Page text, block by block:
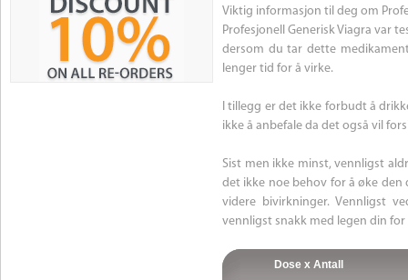
Viktig informasjon til deg om
Profesjonell Generisk Viagra var
dersom du tar dette
lenger tid for å virke.
I tillegg er det ikke forbudt å
ikke å anbefale da det også vil
Sist men ikke minst, vennligst
det ikke noe behov for å øke
videre bivirkninger. Vennligst
vennligst snakk med legen din
Dose x Antall